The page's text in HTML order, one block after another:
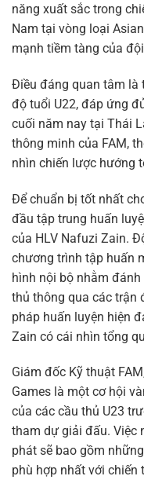
năng xuất sắc trong
Nam tại vòng loại
mạnh tiềm tàng của
Điều đáng quan tâm là
độ tuổi U22, đáp ứng
cuối năm nay tại Thái
thông minh của FAM,
nhìn chiến lược hướng
Để chuẩn bị tốt nhất
đầu tập trung huấn
của HLV Nafuzi Zain.
chương trình tập huấn
hình nội bộ nhằm
thủ thông qua các trận
pháp huấn luyện hiện
Zain có cái nhìn tổng
Giám đốc Kỹ thuật
Games là một cơ hội
của các cầu thủ U23
tham dự giải đấu. Việc
phát sẽ bao gồm
phù hợp nhất với chiến